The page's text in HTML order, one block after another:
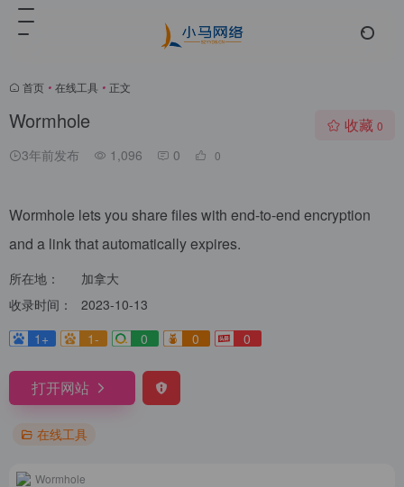
首页 • 在线工具 • 正文
Wormhole
3年前发布 1,096 0 0
收藏 0
Wormhole lets you share files with end-to-end encryption
and a link that automatically expires.
所在地：
加拿大
收录时间：
2023-10-13
1+
1- 0 0 0
打开网站
在线工具
Wormhole